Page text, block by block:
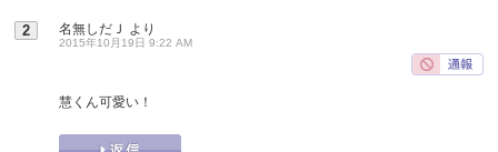
2 名無しだＪ より
2015年10月19日 9:22 AM
慧くん可愛い！